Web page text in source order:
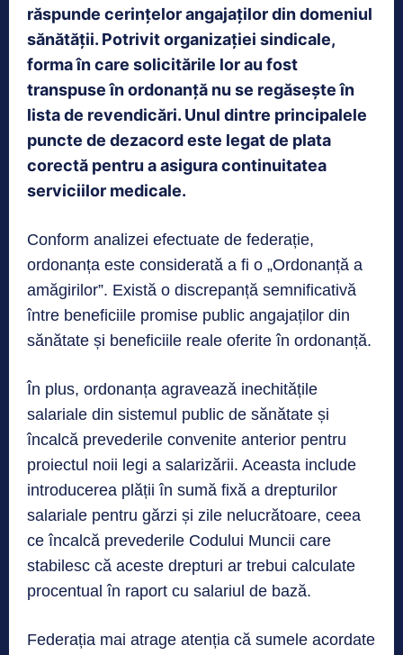
răspunde cerințelor angajaților din domeniul
sănătății. Potrivit organizației sindicale,
forma în care solicitările lor au fost
transpuse în ordonanță nu se regăsește în
lista de revendicări. Unul dintre principalele
puncte de dezacord este legat de plata
corectă pentru a asigura continuitatea
serviciilor medicale.
Conform analizei efectuate de federație,
ordonanța este considerată a fi o „Ordonanță a
amăgirilor”. Există o discrepanță semnificativă
între beneficiile promise public angajaților din
sănătate și beneficiile reale oferite în ordonanță.
În plus, ordonanța agravează inechitățile
salariale din sistemul public de sănătate și
încalcă prevederile convenite anterior pentru
proiectul noii legi a salarizării. Aceasta include
introducerea plății în sumă fixă a drepturilor
salariale pentru gărzi și zile nelucrătoare, ceea
ce încalcă prevederile Codului Muncii care
stabilesc că aceste drepturi ar trebui calculate
procentual în raport cu salariul de bază.
Federația mai atrage atenția că sumele acordate